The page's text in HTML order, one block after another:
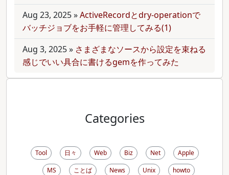
Aug 23, 2025»ActiveRecordとdry-operationで
バッチジョブをお手軽に管理してみる(1)
Aug 3, 2025» さまざまなソースから設定を束ねる
感じでいい具合に書けるgemを作ってみた
Categories
Tool 日々 Web Biz Net
Apple
MS
ことば News Unix
howto